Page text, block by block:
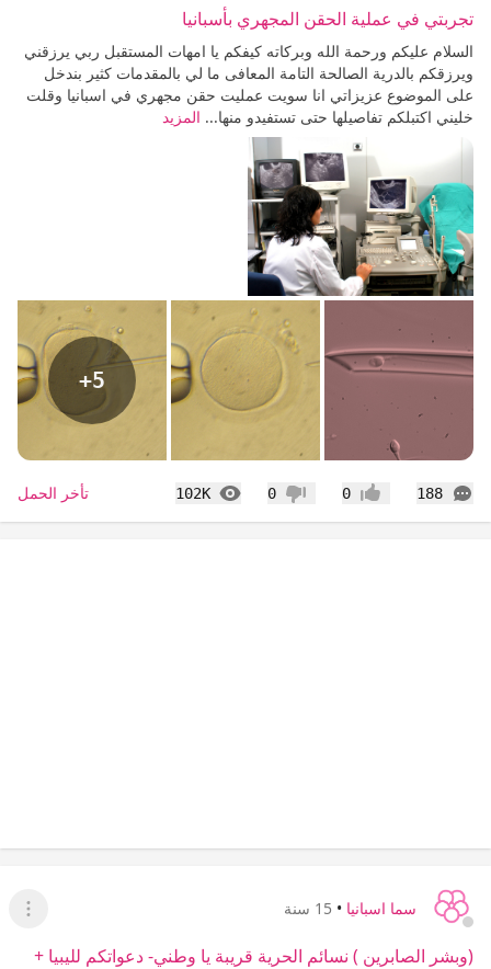
تجربتي في عملية الحقن المجهري بأسبانيا
السلام عليكم ورحمة الله وبركاته كيفكم يا امهات المستقبل ربي يرزقني
ويرزقكم بالدرية الصالحة التامة المعافى ما لي بالمقدمات كثير بندخل
على الموضوع عزيزاتي انا سويت عمليت حقن مجهري في اسبانيا وقلت
خليني اكتبلكم تفاصيلها حتى تستفيدو منها... المزيد
+5
188
التعليقات إعجاب0 عدم إعجاب
0
102K
المشاهدات تأخر الحمل
سما اسبانيا • 15 سنة
عرض
(وبشر الصابرين ) نسائم الحرية قريبة يا وطني- دعواتكم لليبيا +